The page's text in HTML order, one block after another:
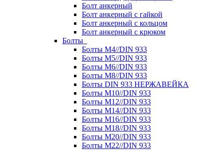
Болт анкерный
Болт анкерный с гайкой
Болт анкерный с кольцом
Болт анкерный с крюком
Болты
Болты М4//DIN 933
Болты М5//DIN 933
Болты М6//DIN 933
Болты М8//DIN 933
Болты DIN 933 НЕРЖАВЕЙКА
Болты М10//DIN 933
Болты М12//DIN 933
Болты М14//DIN 933
Болты М16//DIN 933
Болты М18//DIN 933
Болты М20//DIN 933
Болты М22//DIN 933